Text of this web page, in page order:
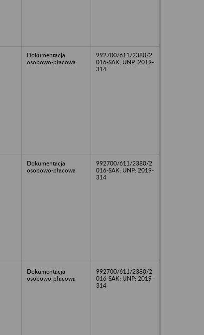
Dokumentacja
osobowo-płacowa
992700/611/2380/2
016-SAK; UNP: 2019-
314
Dokumentacja
osobowo-płacowa
992700/611/2380/2
016-SAK; UNP: 2019-
314
Dokumentacja
osobowo-płacowa
992700/611/2380/2
016-SAK; UNP: 2019-
314